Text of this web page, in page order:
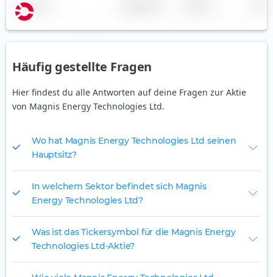
Name
Häufig gestellte Fragen
Hier findest du alle Antworten auf deine Fragen zur Aktie
von Magnis Energy Technologies Ltd.
Wo hat Magnis Energy Technologies Ltd seinen
Hauptsitz?
In welchem Sektor befindet sich Magnis
Energy Technologies Ltd?
Was ist das Tickersymbol für die Magnis Energy
Technologies Ltd-Aktie?